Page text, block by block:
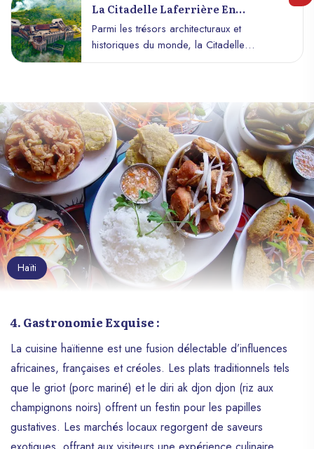
La Citadelle Laferrière En
Huitième Merveille Du Monde ?
Parmi les trésors architecturaux et
historiques du monde, la Citadelle
Laferrière, perchée sur les hauteurs du
merveille du monde", cette forteresse
colossale est bien plus qu’une prouesse
d’ingénierie : elle est un symbole puissant
de liberté, de résilience et de fierté
nationale. Découvrez pourquoi ce site
impressionnant continue de captiver les
visiteurs du monde entier et mérite cette
distinction honorifique.
Haïti
4. Gastronomie Exquise :
La cuisine haïtienne est une fusion délectable d’influences
africaines, françaises et créoles. Les plats traditionnels tels
que le griot (porc mariné) et le diri ak djon djon (riz aux
champignons noirs) offrent un festin pour les papilles
gustatives. Les marchés locaux regorgent de saveurs